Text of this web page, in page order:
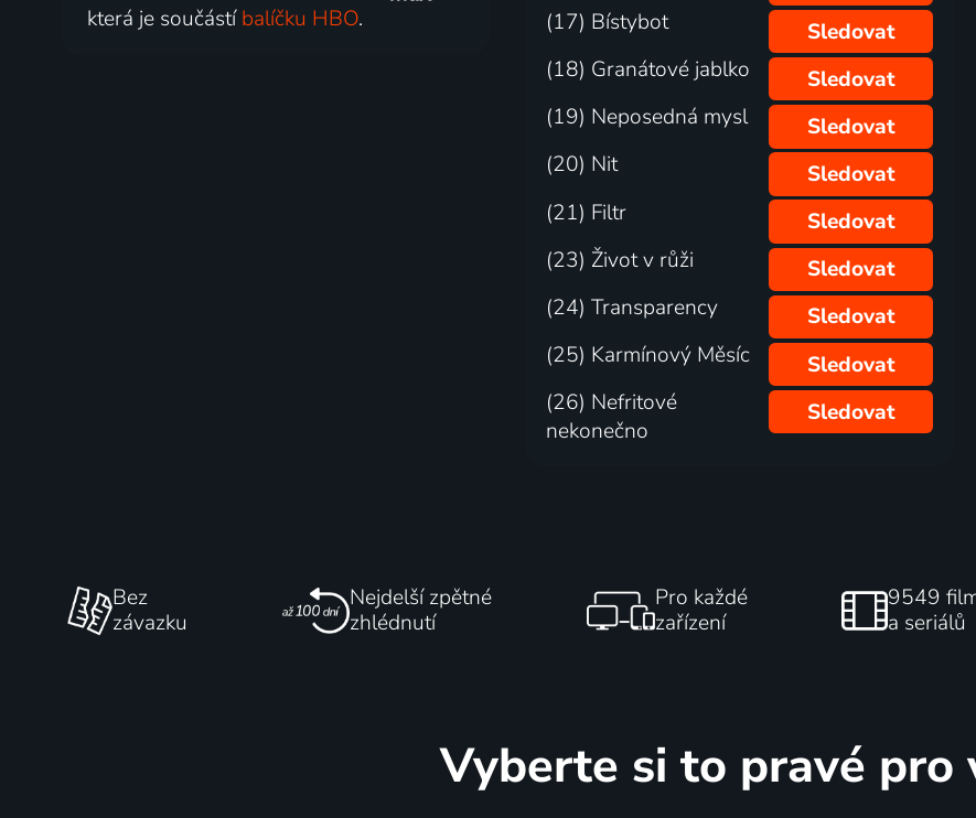
která je součástíbalíčku HBO.
(17) Bístybot
Sledovat
(18) Granátové jablko
Sledovat
(19) Neposedná mysl
Sledovat
(20) Nit
Sledovat
(21) Filtr
Sledovat
(23) Život v růži
Sledovat
(24) Transparency
Sledovat
(25) Karmínový Měsíc
Sledovat
(26) Nefritové
nekonečno
Sledovat
Bez
závazku
Nejdelší zpětné
zhlédnutí
Pro každé
zařízení
9549
a seriálů
Vyberte si to pravé pro